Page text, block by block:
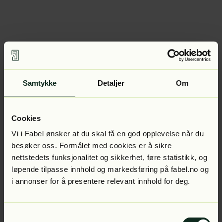
Samtykke Detaljer Om
Cookies
Vi i Fabel ønsker at du skal få en god opplevelse når du
besøker oss. Formålet med cookies er å sikre
nettstedets funksjonalitet og sikkerhet, føre statistikk, og
løpende tilpasse innhold og markedsføring på fabel.no og
i annonser for å presentere relevant innhold for deg.